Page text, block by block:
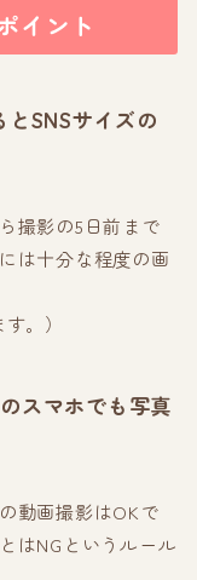
イント
とSNSサイズの
撮影の5日前まで
は十分な程度の画
。）
スマホでも写真
動画撮影はOKで
はNGというルール